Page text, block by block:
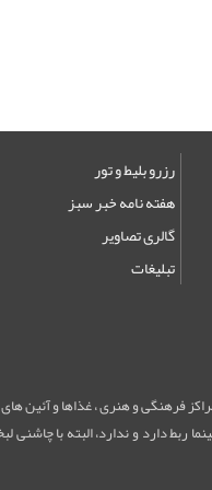
رزرو بلیط و تور
هفته نامه خبر سبز
گالری تصاویر
تبلیغات
فرهنگی و هنری ، غذاها و آئین
ربط دارد و ندارد، البته با